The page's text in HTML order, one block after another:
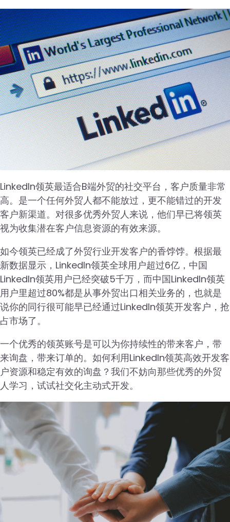
LinkedIn领英最适合B端外贸的社交平台，客户质量非常
高。是一个任何外贸人都不能放过，更不能错过的开发
客户新渠道。对很多优秀外贸人来说，他们早已将领英
视为收集潜在客户信息资源的有效来源。
如今领英已经成了外贸行业开发客户的香饽饽。根据最
新数据显示，LinkedIn领英全球用户超过6亿，中国
LinkedIn领英用户已经突破5千万，而中国LinkedIn领英
用户里超过80%都是从事外贸出口相关业务的，也就是
说你的同行很可能早已经通过LinkedIn领英开发客户，抢
占市场了。
一个优秀的领英账号是可以为你持续性的带来客户，带
来询盘，带来订单的。如何利用LinkedIn领英高效开发客
户资源和稳定有效的询盘？我们不妨向那些优秀的外贸
人学习，试试社交化主动式开发。